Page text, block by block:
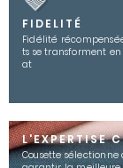
FIDELITÉ
Fidélité
ts se transforment en
at
L'EXPERTISE
Cousette